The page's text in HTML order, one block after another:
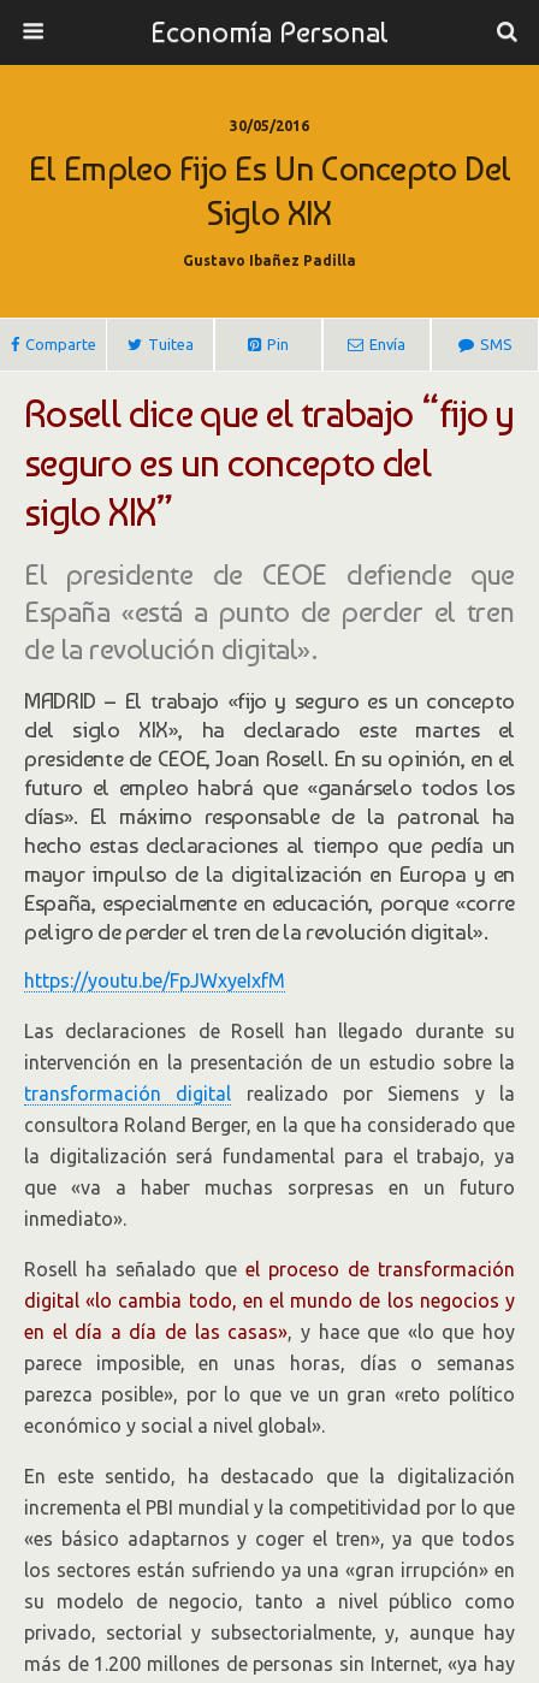
Economía Personal
30/05/2016
El Empleo Fijo Es Un Concepto Del
Siglo XIX
Gustavo Ibañez Padilla
Comparte Tuitea Pin Envía SMS
Rosell dice que el trabajo “fijo y
seguro es un concepto del
siglo XIX”
El presidente de CEOE defiende que
España «está a punto de perder el tren
de la revolución digital».
MADRID – El trabajo «fijo y seguro es un concepto
del siglo XIX», ha declarado este martes el
presidente de CEOE, Joan Rosell. En su opinión, en el
futuro el empleo habrá que «ganárselo todos los
días». El máximo responsable de la patronal ha
hecho estas declaraciones al tiempo que pedía un
mayor impulso de la digitalización en Europa y en
España, especialmente en educación, porque «corre
peligro de perder el tren de la revolución digital».
https://youtu.be/FpJWxyeIxfM
Las declaraciones de Rosell han llegado durante su
intervención en la presentación de un estudio sobre la
transformación digital realizado por Siemens y la
consultora Roland Berger, en la que ha considerado que
la digitalización será fundamental para el trabajo, ya
que «va a haber muchas sorpresas en un futuro
inmediato».
Rosell ha señalado que el proceso de transformación
digital «lo cambia todo, en el mundo de los negocios y
en el día a día de las casas», y hace que «lo que hoy
parece imposible, en unas horas, días o semanas
parezca posible», por lo que ve un gran «reto político
económico y social a nivel global».
En este sentido, ha destacado que la digitalización
incrementa el PBI mundial y la competitividad por lo que
«es básico adaptarnos y coger el tren», ya que todos
los sectores están sufriendo ya una «gran irrupción» en
su modelo de negocio, tanto a nivel público como
privado, sectorial y subsectorialmente, y, aunque hay
más de 1.200 millones de personas sin Internet, «ya hay